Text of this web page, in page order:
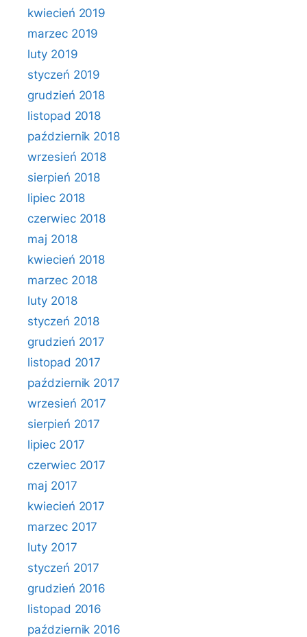
kwiecień 2019
marzec 2019
luty 2019
styczeń 2019
grudzień 2018
listopad 2018
październik 2018
wrzesień 2018
sierpień 2018
lipiec 2018
czerwiec 2018
maj 2018
kwiecień 2018
marzec 2018
luty 2018
styczeń 2018
grudzień 2017
listopad 2017
październik 2017
wrzesień 2017
sierpień 2017
lipiec 2017
czerwiec 2017
maj 2017
kwiecień 2017
marzec 2017
luty 2017
styczeń 2017
grudzień 2016
listopad 2016
październik 2016